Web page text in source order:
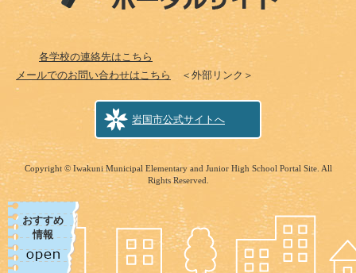
各学校の連絡先はこちら
メールでのお問い合わせはこちら
＜外部リンク＞
岩国市公式サイトへ
Copyright © Iwakuni Municipal Elementary and Junior High School Portal Site. All
Rights Reserved.
おすすめ
情報